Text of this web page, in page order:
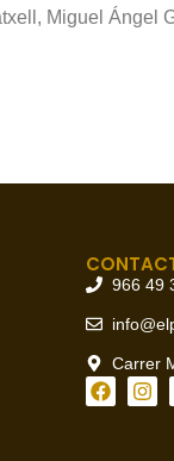
Miguel Ángel
966 49
Carrer